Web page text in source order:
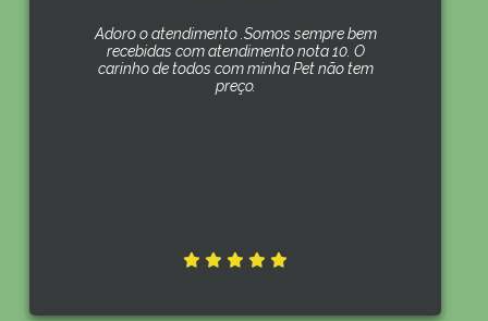
Adoro o atendimento .Somos sempre bem
recebidas com atendimento nota 10. O
carinho de todos com minha Pet não tem
preço.